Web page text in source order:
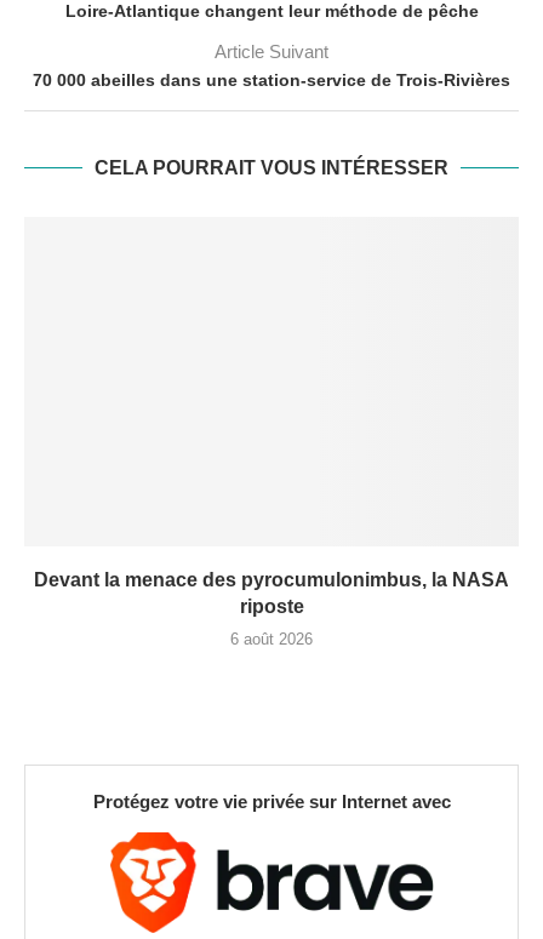
Loire-Atlantique changent leur méthode de pêche
Article Suivant
70 000 abeilles dans une station-service de Trois-Rivières
CELA POURRAIT VOUS INTÉRESSER
Devant la menace des pyrocumulonimbus, la NASA
riposte
6 août 2026
Protégez votre vie privée sur Internet avec